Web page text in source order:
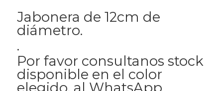
Jabonera de 12cm de
diámetro.
.
Por favor consultanos stock
disponible en el color
elegido, al WhatsApp